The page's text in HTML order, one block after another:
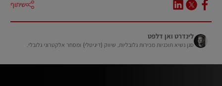
שיתוף
לינדרט ואן דלפט
סגן נשיא תוכניות מכירות גלובליות, שיווק (דיגיטלי) ומסחר אלקטרוני גלובלי.